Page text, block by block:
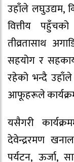
उहाँले लघुउद्यम,
वित्तीय
तीव्रतासाथ
सहयोग र
रहेको भन्दै उहाँले
आफूहरूले
यसैगरी
देवेन्द्ररमण
पर्यटन, ऊर्जा,